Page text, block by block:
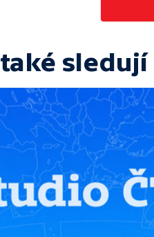
sledují